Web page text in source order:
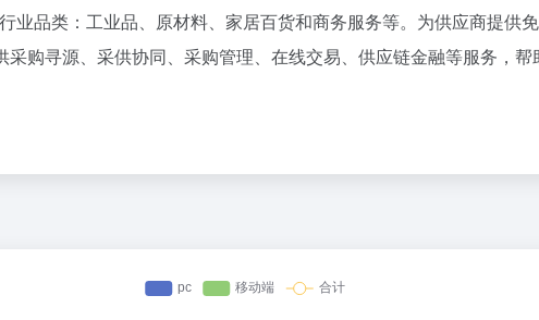
业品类：工业品、原材料、家居百货和商务服务等。为供应商提供免
购寻源、采供协同、采购管理、在线交易、供应链金融等服务，帮